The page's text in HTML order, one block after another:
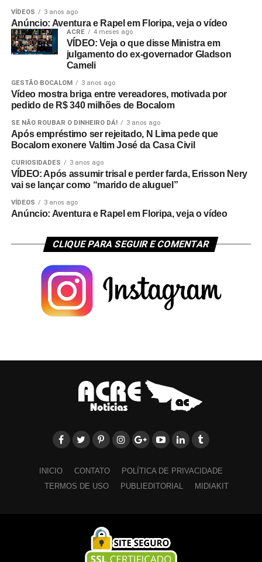
VÍDEOS 3 anos ago
Anúncio: Aventura e Rapel em Floripa, veja o vídeo
ACRE 4 meses ago
VÍDEO: Veja o que disse Ministra em
julgamento do ex-governador Gladson
Cameli
GESTÃO BOCALOM 3 anos ago
Vídeo mostra briga entre vereadores, motivada por
pedido de R$ 340 milhões de Bocalom
SE NÃO ROUBAR O DINHEIRO DÁ! 3 anos ago
Após empréstimo ser rejeitado, N Lima pede que
Bocalom exonere Valtim José da Casa Civil
CURIOSIDADES 3 anos ago
VÍDEO: Após assumir trisal e perder farda, Erisson Nery
vai se lançar como “marido de aluguel”
VÍDEOS 3 anos ago
Anúncio: Aventura e Rapel em Floripa, veja o vídeo
CLIQUE PARA SEGUIR E COMENTAR
INICIO CONTATO
POLÍTICA DE PRIVACIDADE
TERMOS DE USO
PUBLIEDITORIAL MIDIAKIT